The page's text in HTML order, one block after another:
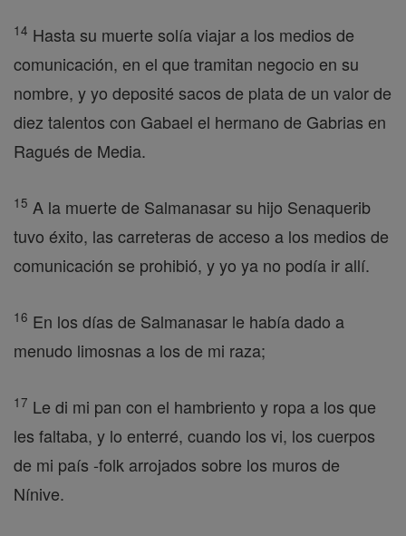
14 Hasta su muerte solía viajar a los medios de
comunicación, en el que tramitan negocio en su
nombre, y yo deposité sacos de plata de un valor de
diez talentos con Gabael el hermano de Gabrias en
Ragués de Media.
15 A la muerte de Salmanasar su hijo Senaquerib
tuvo éxito, las carreteras de acceso a los medios de
comunicación se prohibió, y yo ya no podía ir allí.
16 En los días de Salmanasar le había dado a
menudo limosnas a los de mi raza;
17 Le di mi pan con el hambriento y ropa a los que
les faltaba, y lo enterré, cuando los vi, los cuerpos
de mi país -folk arrojados sobre los muros de
Nínive.